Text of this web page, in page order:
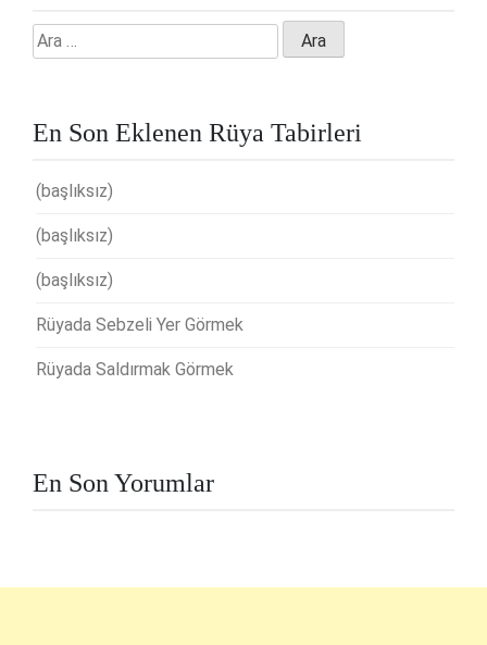
Arama:
En Son Eklenen Rüya Tabirleri
(başlıksız)
(başlıksız)
(başlıksız)
Rüyada Sebzeli Yer Görmek
Rüyada Saldırmak Görmek
En Son Yorumlar